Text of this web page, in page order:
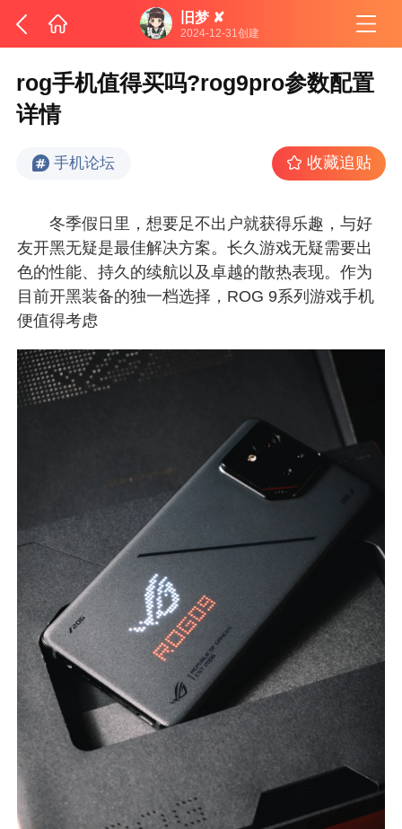
旧梦 ✘
2024-12-31创建
rog手机值得买吗?rog9pro参数配置
详情
手机论坛 收藏追贴
冬季假日里，想要足不出户就获得乐趣，与好
友开黑无疑是最佳解决方案。长久游戏无疑需要出
色的性能、持久的续航以及卓越的散热表现。作为
目前开黑装备的独一档选择，ROG 9系列游戏手机
便值得考虑